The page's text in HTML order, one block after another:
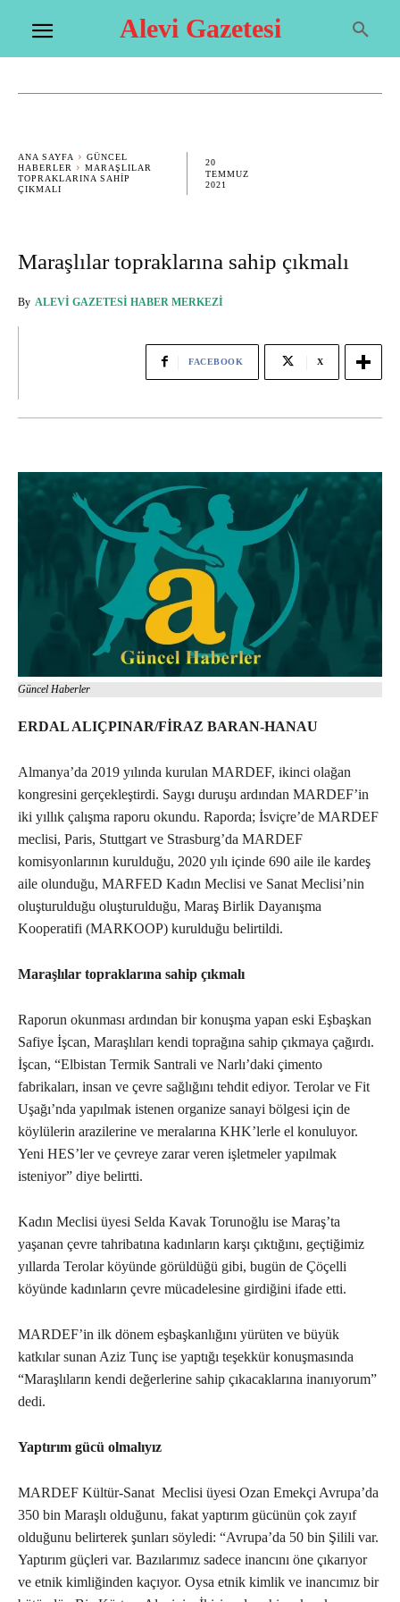
Alevi Gazetesi
ANA SAYFA
GÜNCEL
HABERLER
MARAŞLILAR
TOPRAKLARINA SAHIP
ÇIKMALI
20
TEMMUZ
2021
Maraşlılar topraklarına sahip çıkmalı
By ALEVI GAZETESI HABER MERKEZI
FACEBOOK X
Güncel Haberler
ERDAL ALIÇPINAR/FİRAZ BARAN-HANAU
Almanya’da 2019 yılında kurulan MARDEF, ikinci olağan
kongresini gerçekleştirdi. Saygı duruşu ardından MARDEF’in
iki yıllık çalışma raporu okundu. Raporda; İsviçre’de MARDEF
meclisi, Paris, Stuttgart ve Strasburg’da MARDEF
komisyonlarının kurulduğu, 2020 yılı içinde 690 aile ile kardeş
aile olunduğu, MARFED Kadın Meclisi ve Sanat Meclisi’nin
oluşturulduğu oluşturulduğu, Maraş Birlik Dayanışma
Kooperatifi (MARKOOP) kurulduğu belirtildi.
Maraşlılar topraklarına sahip çıkmalı
Raporun okunması ardından bir konuşma yapan eski Eşbaşkan
Safiye İşcan, Maraşlıları kendi toprağına sahip çıkmaya çağırdı.
İşcan, “Elbistan Termik Santrali ve Narlı’daki çimento
fabrikaları, insan ve çevre sağlığını tehdit ediyor. Terolar ve Fit
Uşağı’nda yapılmak istenen organize sanayi bölgesi için de
köylülerin arazilerine ve meralarına KHK’lerle el konuluyor.
Yeni HES’ler ve çevreye zarar veren işletmeler yapılmak
isteniyor” diye belirtti.
Kadın Meclisi üyesi Selda Kavak Torunoğlu ise Maraş’ta
yaşanan çevre tahribatına kadınların karşı çıktığını, geçtiğimiz
yıllarda Terolar köyünde görüldüğü gibi, bugün de Çöçelli
köyünde kadınların çevre mücadelesine girdiğini ifade etti.
MARDEF’in ilk dönem eşbaşkanlığını yürüten ve büyük
katkılar sunan Aziz Tunç ise yaptığı teşekkür konuşmasında
“Maraşlıların kendi değerlerine sahip çıkacaklarına inanıyorum”
dedi.
Yaptırım gücü olmalıyız
MARDEF Kültür-Sanat Meclisi üyesi Ozan Emekçi Avrupa’da
350 bin Maraşlı olduğunu, fakat yaptırım gücünün çok zayıf
olduğunu belirterek şunları söyledi: “Avrupa’da 50 bin Şilili var.
Yaptırım güçleri var. Bazılarımız sadece inancını öne çıkarıyor
ve etnik kimliğinden kaçıyor. Oysa etnik kimlik ve inancımız bir